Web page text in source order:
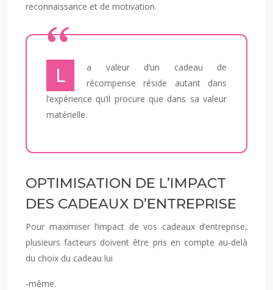
reconnaissance et de motivation.
La valeur d’un cadeau de
récompense réside autant dans
l’expérience qu’il procure que dans sa valeur
matérielle.
OPTIMISATION DE L’IMPACT
DES CADEAUX D’ENTREPRISE
Pour maximiser l’impact de vos cadeaux d’entreprise,
plusieurs facteurs doivent être pris en compte au-delà
du choix du cadeau lui
-même.